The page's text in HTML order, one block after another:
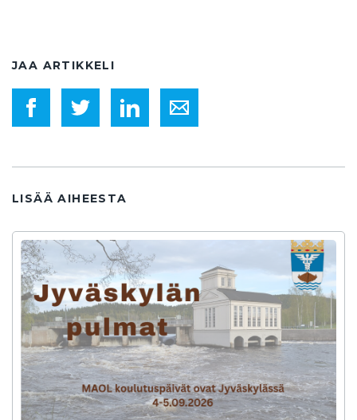
JAA ARTIKKELI
LISÄÄ AIHEESTA